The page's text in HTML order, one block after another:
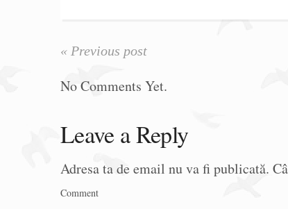
« Previous post
No Comments Yet.
Leave a Reply
Adresa ta de email nu va fi publicată.
Comment